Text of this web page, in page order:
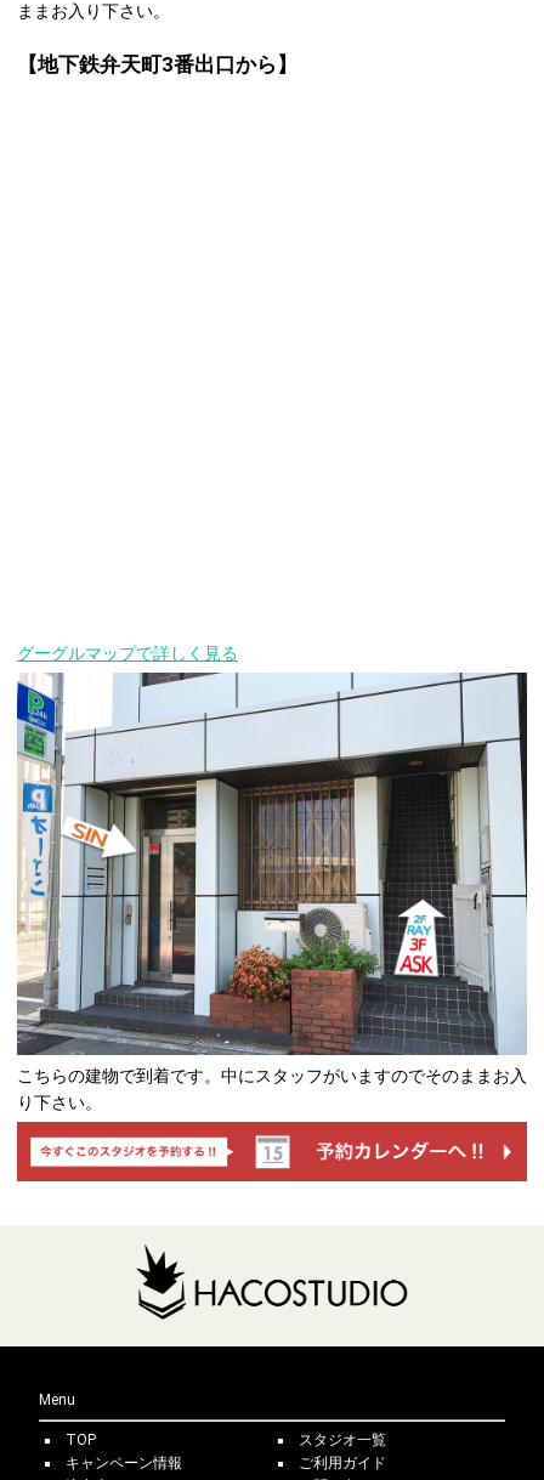
ままお入り下さい。
【地下鉄弁天町3番出口から】
グーグルマップで詳しく見る
こちらの建物で到着です。中にスタッフがいますのでそのままお入
り下さい。
Menu
TOP
スタジオ一覧
キャンペーン情報
ご利用ガイド